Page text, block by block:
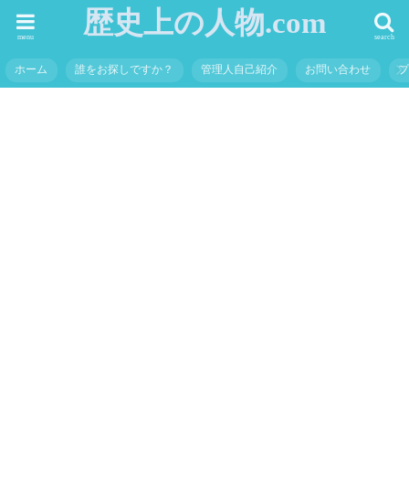
歴史上の人物.com search
menu
ホーム 誰をお探しですか？ 管理人自己紹介 お問い合わせ